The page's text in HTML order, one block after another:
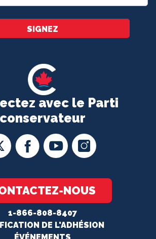
avec le Parti
conservateur
NOUS
1-866-808-8407
DE L'ADHÉSION
SIGNEZ